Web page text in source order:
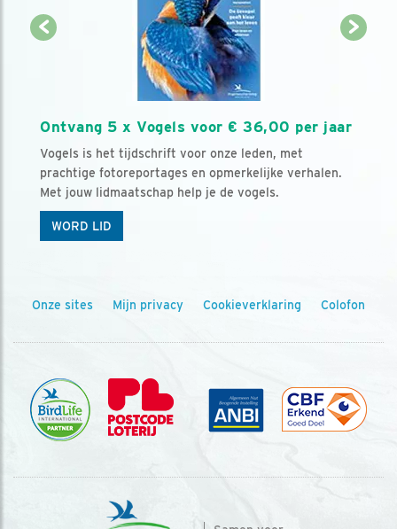
Ontvang 5 x Vogels voor € 36,00 per jaar
Vogels is het tijdschrift voor onze leden, met
prachtige fotoreportages en opmerkelijke verhalen.
Met jouw lidmaatschap help je de vogels.
WORD LID
Onze sites Mijn privacy Cookieverklaring Colofon